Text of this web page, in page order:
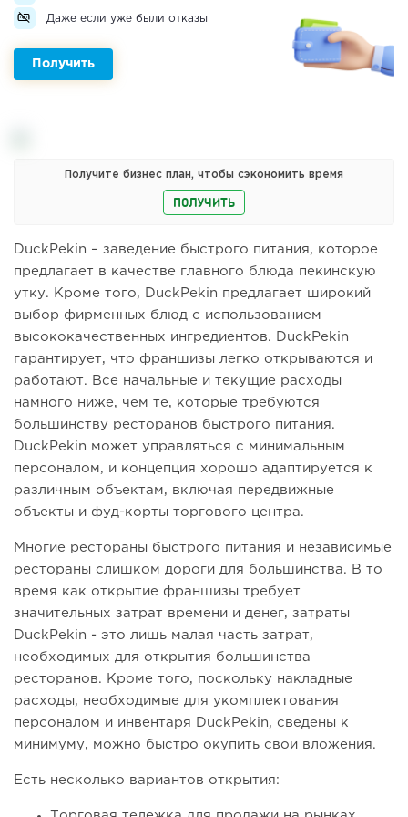
Даже если уже были отказы
Получить
Получите бизнес план, чтобы сэкономить время
ПОЛУЧИТЬ
DuckPekin – заведение быстрого питания, которое
предлагает в качестве главного блюда пекинскую
утку. Кроме того, DuckPekin предлагает широкий
выбор фирменных блюд с использованием
высококачественных ингредиентов. DuckPekin
гарантирует, что франшизы легко открываются и
работают. Все начальные и текущие расходы
намного ниже, чем те, которые требуются
большинству ресторанов быстрого питания.
DuckPekin может управляться с минимальным
персоналом, и концепция хорошо адаптируется к
различным объектам, включая передвижные
объекты и фуд-корты торгового центра.
Многие рестораны быстрого питания и независимые
рестораны слишком дороги для большинства. В то
время как открытие франшизы требует
значительных затрат времени и денег, затраты
DuckPekin - это лишь малая часть затрат,
необходимых для открытия большинства
ресторанов. Кроме того, поскольку накладные
расходы, необходимые для укомплектования
персоналом и инвентаря DuckPekin, сведены к
минимуму, можно быстро окупить свои вложения.
Есть несколько вариантов открытия: